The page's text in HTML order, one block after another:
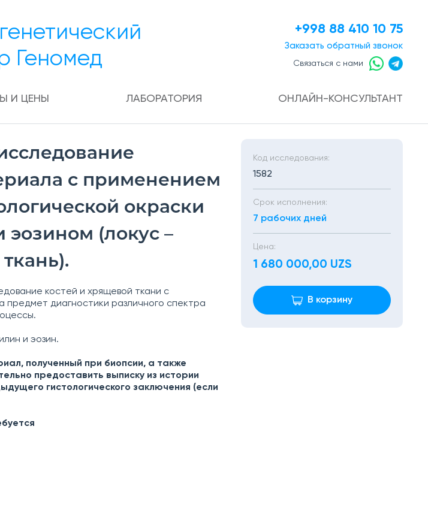
Геномед
+998 88 410 10 75
Заказать обратный звонок
Связаться с нами
И ЦЕНЫ ЛАБОРАТОРИЯ ОНЛАЙН-КОНСУЛЬТАНТ
с применением
окраски
эозином (локус –
костей и хрящевой ткани с
предмет диагностики различного спектра
и эозин.
полученный при биопсии, а также
предоставить выписку из истории
гистологического заключения (если
Код исследования:
1582
Срок исполнения:
7 рабочих дней
Цена:
1 680 000,00 UZS
В корзину